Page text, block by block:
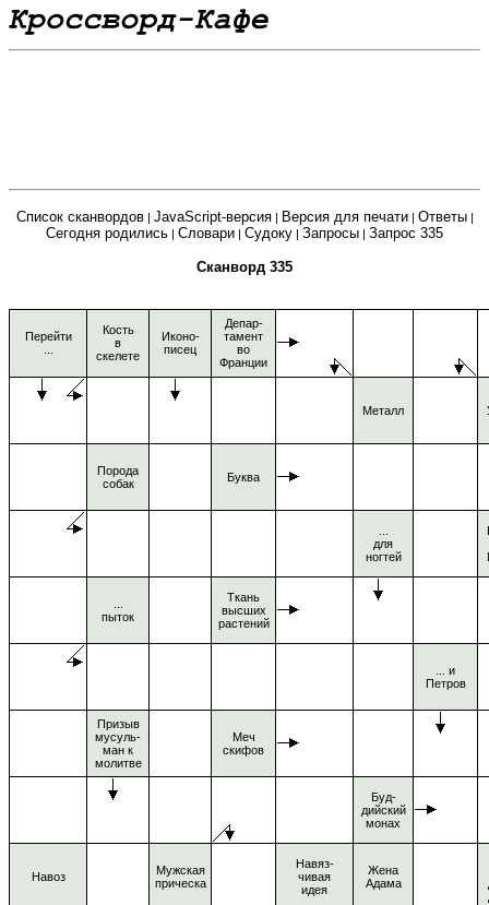
Список сканвордов| JavaScript-версия| Версия для печати| Ответы|
Сегодня родились | Словари | Судоку | Запросы | Запрос 335
Сканворд 335
Перейти
Кость
в
скелете
Иконо-
писец
Депар-
тамент
во
Франции
Металл
Порода
собак
Буква
для
ногтей
пыток
Ткань
высших
растений
... и
Петров
Призыв
мусуль-
ман к
молитве
Меч
скифов
Буд-
дийский
монах
Навоз
Мужская
прическа
Навяз-
чивая
идея
Жена
Адама